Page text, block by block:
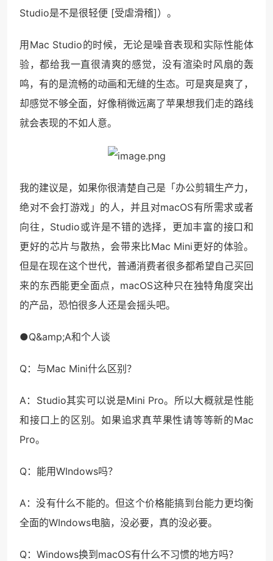
Studio是不是很轻便 [受虐滑稽]）。
用Mac Studio的时候，无论是噪音表现和实际性能体
验，都给我一直很清爽的感觉，没有渲染时风扇的轰
鸣，有的是流畅的动画和无缝的生态。可是爽是爽了，
却感觉不够全面，好像稍微远离了苹果想我们走的路线
就会表现的不如人意。
我的建议是，如果你很清楚自己是「办公剪辑生产力，
绝对不会打游戏」的人，并且对macOS有所需求或者
向往，Studio或许是不错的选择，更加丰富的接口和
更好的芯片与散热，会带来比Mac Mini更好的体验。
但是在现在这个世代，普通消费者很多都希望自己买回
来的东西能更全面点，macOS这种只在独特角度突出
的产品，恐怕很多人还是会摇头吧。
●Q&amp;A和个人谈
Q：与Mac Mini什么区别？
A：Studio其实可以说是Mini Pro。所以大概就是性能
和接口上的区别。如果追求真苹果性请等等新的Mac
Pro。
Q：能用WIndows吗？
A：没有什么不能的。但这个价格能搞到台能力更均衡
全面的WIndows电脑，没必要，真的没必要。
Q：Windows换到macOS有什么不习惯的地方吗？